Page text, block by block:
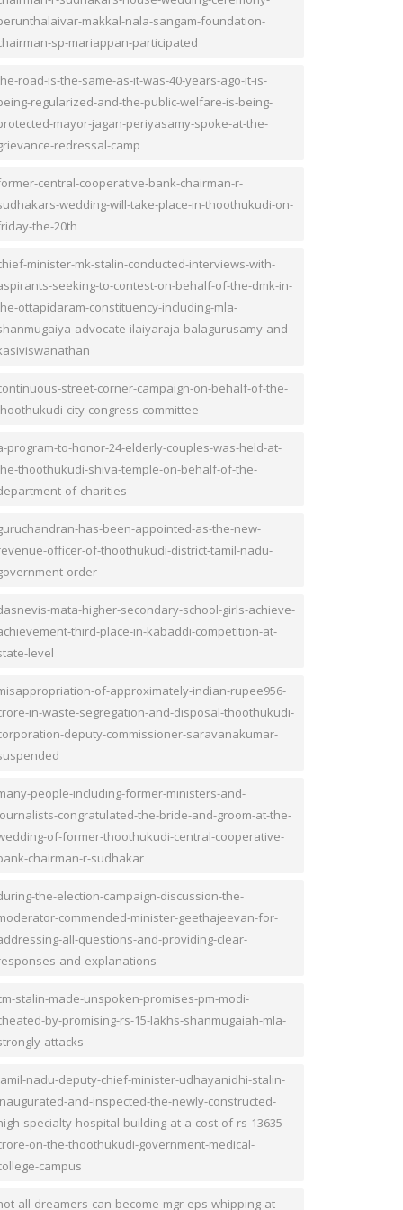
makkal-nala-sangam-foundation-
sp-mariappan-participated
road-is-the-same-as-it-was-40-years-ago-it-is-
regularized-and-the-public-welfare-is-being-
mayor-jagan-periyasamy-spoke-at-the-
redressal-camp
central-cooperative-bank-chairman-r-
wedding-will-take-place-in-thoothukudi-on-
the-20th
minister-mk-stalin-conducted-interviews-with-
seeking-to-contest-on-behalf-of-the-dmk-in-
ottapidaram-constituency-including-mla-
advocate-ilaiyaraja-balagurusamy-and-
street-corner-campaign-on-behalf-of-the-
city-congress-committee
program-to-honor-24-elderly-couples-was-held-at-
thoothukudi-shiva-temple-on-behalf-of-the-
of-charities
has-been-appointed-as-the-new-
officer-of-thoothukudi-district-tamil-nadu-
order
mata-higher-secondary-school-girls-achieve-
third-place-in-kabaddi-competition-at-
level
of-approximately-indian-rupee956-
in-waste-segregation-and-disposal-thoothukudi-
deputy-commissioner-saravanakumar-
people-including-former-ministers-and-
congratulated-the-bride-and-groom-at-the-
of-former-thoothukudi-central-cooperative-
chairman-r-sudhakar
the-election-campaign-discussion-the-
commended-minister-geethajeevan-for-
all-questions-and-providing-clear-
and-explanations
stalin-made-unspoken-promises-pm-modi-
by-promising-rs-15-lakhs-shanmugaiah-mla-
attacks
nadu-deputy-chief-minister-udhayanidhi-stalin-
and-inspected-the-newly-constructed-
specialty-hospital-building-at-a-cost-of-rs-13635-
on-the-thoothukudi-government-medical-
campus
all-dreamers-can-become-mgr-eps-whipping-at-